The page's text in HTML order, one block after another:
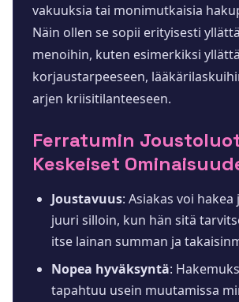
vakuuksia tai monimutkaisia
Näin ollen se sopii erityisesti
menoihin, kuten esimerkiksi
korjaustarpeeseen,
arjen kriisitilanteeseen.
Ferratumin
Keskeiset
Joustavuus: Asiakas voi
juuri silloin, kun hän sitä
itse lainan summan ja
Nopea hyväksyntä:
tapahtuu usein muutamissa